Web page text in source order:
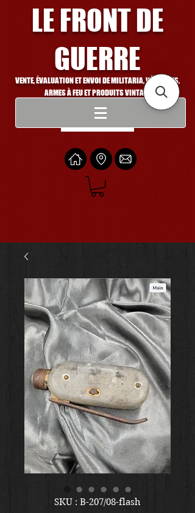
LE FRONT DE
GUERRE
VENTE, ÉVALUATION ET ENVOI DE MILITARIA, VÉHICULES,
ARMES À FEU ET PRODUITS VINTAGE
Se connecter
SKU : B-207/08-flash